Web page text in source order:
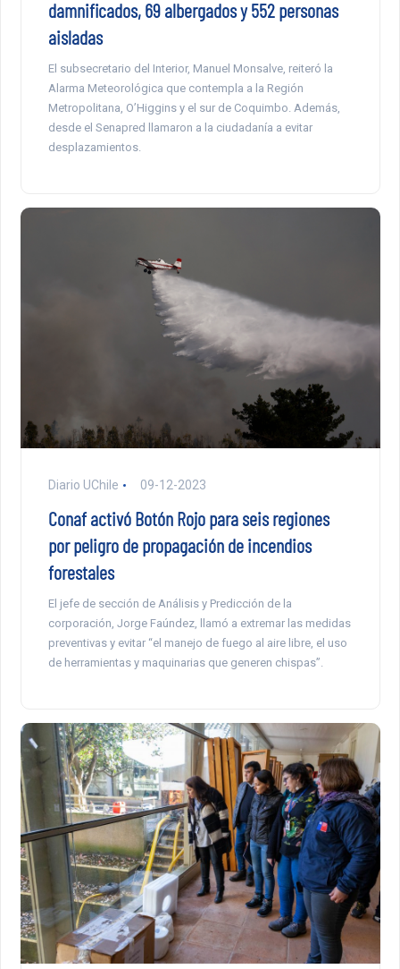
damnificados, 69 albergados y 552 personas
aisladas
El subsecretario del Interior, Manuel Monsalve, reiteró la
Alarma Meteorológica que contempla a la Región
Metropolitana, O’Higgins y el sur de Coquimbo. Además,
desde el Senapred llamaron a la ciudadanía a evitar
desplazamientos.
Diario UChile 09-12-2023
Conaf activó Botón Rojo para seis regiones
por peligro de propagación de incendios
forestales
El jefe de sección de Análisis y Predicción de la
corporación, Jorge Faúndez, llamó a extremar las medidas
preventivas y evitar “el manejo de fuego al aire libre, el uso
de herramientas y maquinarias que generen chispas”.